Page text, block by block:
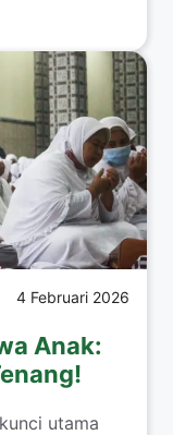
4 Februari 2026
Anak:
utama